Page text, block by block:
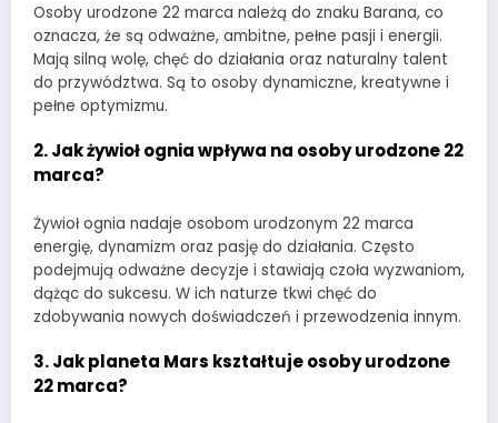
Osoby urodzone 22 marca należą do znaku Barana, co
oznacza, że są odważne, ambitne, pełne pasji i energii.
Mają silną wolę, chęć do działania oraz naturalny talent
do przywództwa. Są to osoby dynamiczne, kreatywne i
pełne optymizmu.
2. Jak żywioł ognia wpływa na osoby urodzone 22
marca?
Żywioł ognia nadaje osobom urodzonym 22 marca
energię, dynamizm oraz pasję do działania. Często
podejmują odważne decyzje i stawiają czoła wyzwaniom,
dążąc do sukcesu. W ich naturze tkwi chęć do
zdobywania nowych doświadczeń i przewodzenia innym.
3. Jak planeta Mars kształtuje osoby urodzone
22 marca?